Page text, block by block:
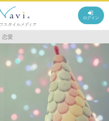
ログイン
恋愛